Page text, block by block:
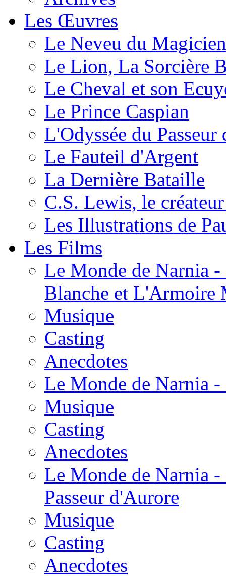
Les Œuvres
Le Neveu du Magicien
Le Lion, La Sorcière
Le Cheval et son
Le Prince Caspian
L'Odyssée du
Le Fauteil d'Argent
La Dernière Bataille
C.S. Lewis, le
Les Illustrations de
Les Films
Le Monde de Narnia
Blanche et L'Armoire
Musique
Casting
Anecdotes
Le Monde de Narnia
Musique
Casting
Anecdotes
Le Monde de Narnia
Passeur d'Aurore
Musique
Casting
Anecdotes